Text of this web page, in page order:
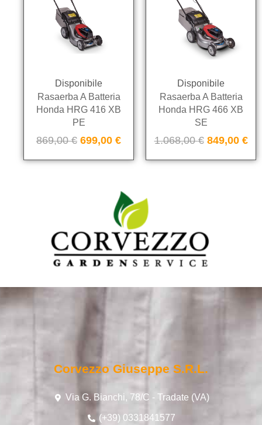
Disponibile
Rasaerba A Batteria
Honda HRG 416 XB
PE
869,00€ 699,00 €
Disponibile
Rasaerba A Batteria
Honda HRG 466 XB
SE
1.068,00€ 849,00 €
Corvezzo Giuseppe S.r.l.
Via G. Bianchi, 78/C - Tradate (VA)
(+39) 0331841577